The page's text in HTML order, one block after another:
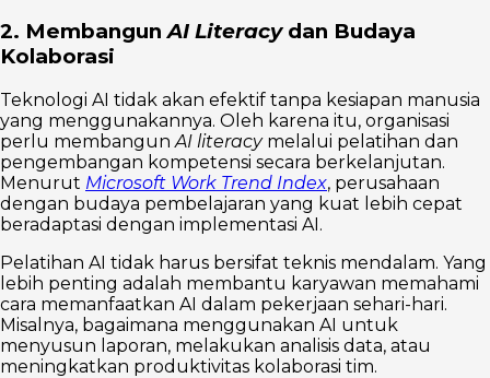
2. MembangunAI Literacydan Budaya
Kolaborasi
Teknologi AI tidak akan efektif tanpa kesiapan manusia
yang menggunakannya. Oleh karena itu, organisasi
perlu membangunAI literacy melalui pelatihan dan
pengembangan kompetensi secara berkelanjutan.
Menurut Microsoft Work Trend Index, perusahaan
dengan budaya pembelajaran yang kuat lebih cepat
beradaptasi dengan implementasi AI.
Pelatihan AI tidak harus bersifat teknis mendalam. Yang
lebih penting adalah membantu karyawan memahami
cara memanfaatkan AI dalam pekerjaan sehari-hari.
Misalnya, bagaimana menggunakan AI untuk
menyusun laporan, melakukan analisis data, atau
meningkatkan produktivitas kolaborasi tim.